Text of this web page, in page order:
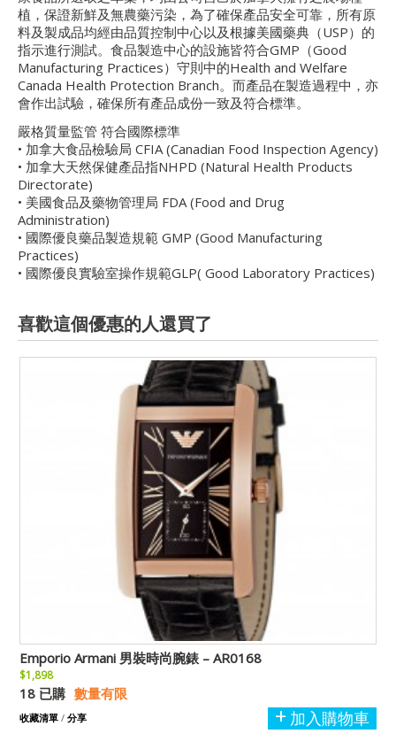
植，保證新鮮及無農藥污染，為了確保產品安全可靠，所有原
料及製成品均經由品質控制中心以及根據美國藥典（USP）的
指示進行測試。食品製造中心的設施皆符合GMP（Good
Manufacturing Practices）守則中的Health and Welfare
Canada Health Protection Branch。而產品在製造過程中，亦
會作出試驗，確保所有產品成份一致及符合標準。
嚴格質量監管 符合國際標準
• 加拿大食品檢驗局 CFIA (Canadian Food Inspection Agency)
• 加拿大天然保健產品指NHPD (Natural Health Products
Directorate)
• 美國食品及藥物管理局 FDA (Food and Drug
Administration)
• 國際優良藥品製造規範 GMP (Good Manufacturing
Practices)
• 國際優良實驗室操作規範GLP( Good Laboratory Practices)
喜歡這個優惠的人還買了
Emporio Armani 男裝時尚腕錶 – AR0168
$1,898
18 已購 數量有限
加入購物車
收藏清單 / 分享